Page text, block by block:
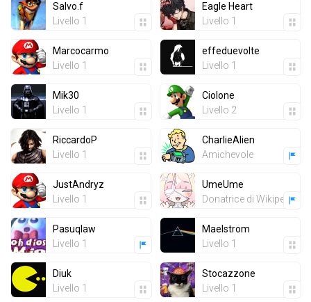
Salvo.f
Livello 1
Eagle Heart
Livello 1
Marcocarmo
Livello 1
effeduevolte
Livello 1
Mik30
Livello 1
Ciolone
Livello 2
RiccardoP
Livello 1
CharlieAlien
Amichevole
JustAndryz
Livello 1
UmeUme
Donatrice di Wikipedia
Pasuqlaw
Livello 1
Maelstrom
Livello 1
Diuk
Livello 1
Stocazzone
Livello 1